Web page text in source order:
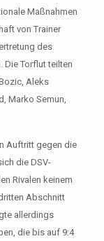
Maßnahmen
von Trainer
des
Die Torflut teilten
Aleks
Marko Semun,
Auftritt gegen die
die DSV-
Rivalen keinem
Abschnitt
allerdings
die bis auf 9:4